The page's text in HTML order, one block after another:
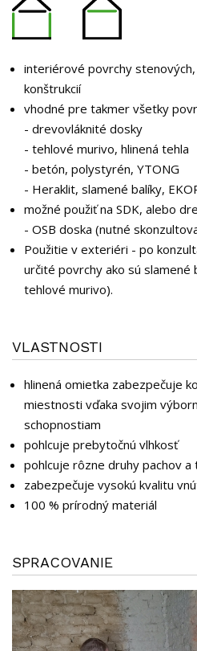
interiérové povrchy
konštrukcií
vhodné pre takmer všetky
- drevovláknité dosky
- tehlové murivo, hlinená tehla
- betón, polystyrén, YTONG
- Heraklit, slamené balíky,
možné použiť na SDK, alebo
- OSB doska (nutné
Použitie v exteriéri - po
určité povrchy ako sú slamené
tehlové murivo).
VLASTNOSTI
hlinená omietka zabezpečuje
miestnosti vďaka svojim
schopnostiam
pohlcuje prebytočnú vlhkosť
pohlcuje rôzne druhy pachov a
zabezpečuje vysokú kvalitu
100 % prírodný materiál
SPRACOVANIE